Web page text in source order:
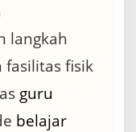
langkah
fisik
guru
belajar